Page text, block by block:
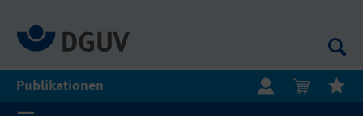
Publikationen